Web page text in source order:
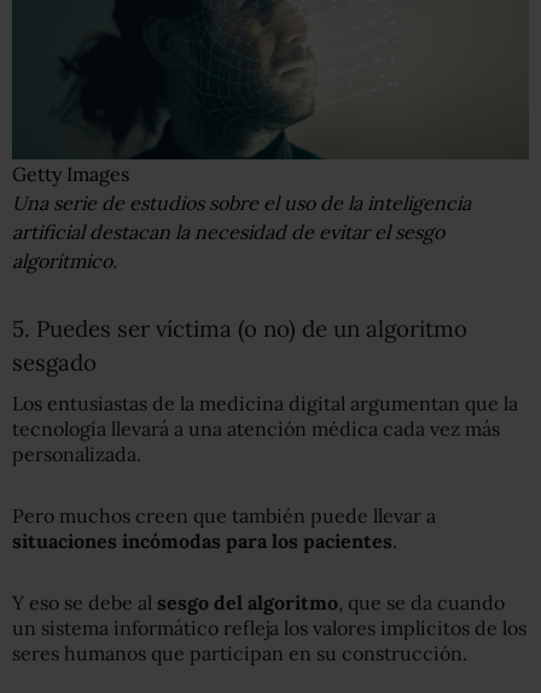
Getty Images
Una serie de estudios sobre el uso de la inteligencia
artificial destacan la necesidad de evitar el sesgo
algorítmico.
5. Puedes ser víctima (o no) de un algoritmo
sesgado
Los entusiastas de la medicina digital argumentan que la
tecnología llevará a una atención médica cada vez más
personalizada.
Pero muchos creen que también puede llevar a
situaciones incómodas para los pacientes.
Y eso se debe al sesgo del algoritmo, que se da cuando
un sistema informático refleja los valores implícitos de los
seres humanos que participan en su construcción.